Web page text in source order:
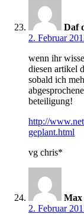
Daf
2. Februar
wenn ihr
diesen artikel
sobald ich
beteiligung!
http://
geplant.html
vg chris*
Max
2. Februar